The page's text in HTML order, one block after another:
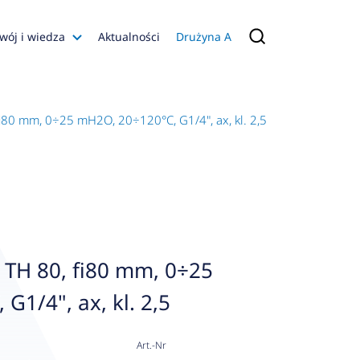
i wiedza
Konfiguratory
Aktualności Drużyna A
mm, 0÷25 mH2O, 20÷120°C, G1/4", ax, kl. 2,5
80, fi80 mm, 0÷25
G1/4", ax, kl. 2,5
Art.-Nr